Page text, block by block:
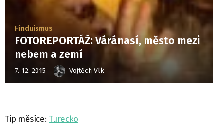
Hinduismus
FOTOREPORTÁŽ: Váránasí, město mezi
nebem a zemí
7. 12. 2015 Vojtěch Vlk
Tip měsíce: Turecko